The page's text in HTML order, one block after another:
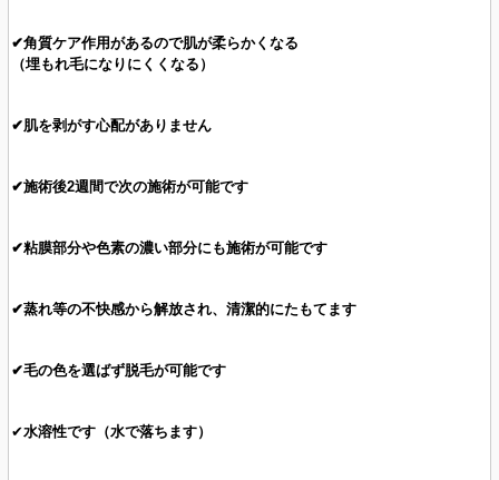
✔角質ケア作用があるので肌が柔らかくなる
（埋もれ毛になりにくくなる）
✔肌を剥がす心配がありません
✔施術後2週間で次の施術が可能です
✔粘膜部分や色素の濃い部分にも施術が可能です
✔蒸れ等の不快感から解放され、清潔的にたもてます
✔毛の色を選ばず脱毛が可能です
✔水溶性です（水で落ちます）